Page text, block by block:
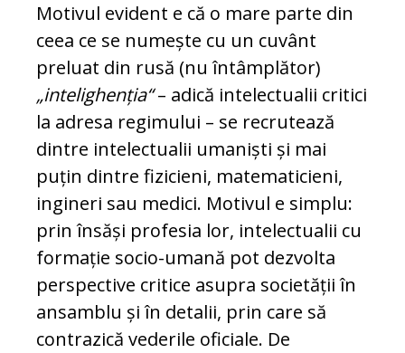
Motivul evident e că o mare parte din
ceea ce se nu­mește cu un cuvânt
preluat din rusă (nu în­tâmplător)
„intelighenția“– adică intelectualii cri­tici
la adresa regimului – se recrutează
dintre intelectualii umaniști și mai
puțin dintre fizicieni, matematicieni,
ingineri sau medici. Motivul e simplu:
prin însăși profesia lor, in­te­lec­tualii cu
formație socio-umană pot dezvolta
pers­pective critice asupra societății în
ansamblu și în detalii, prin care să
contrazică vederile oficiale. De